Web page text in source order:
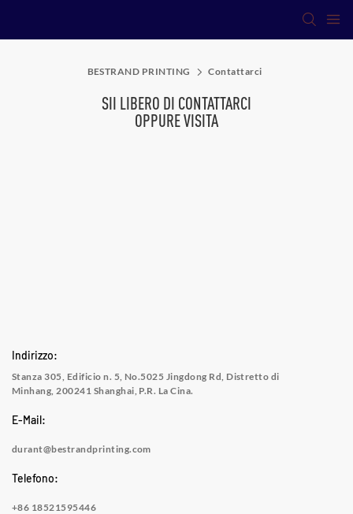
BESTRAND PRINTING Contattarci
SII LIBERO DI CONTATTARCI
OPPURE VISITA
Indirizzo:
Stanza 305, Edificio n. 5, No.5025 Jingdong Rd, Distretto di
Minhang, 200241 Shanghai, P.R. La Cina.
E-Mail:
durant@bestrandprinting.com
Telefono:
+86 18521595446